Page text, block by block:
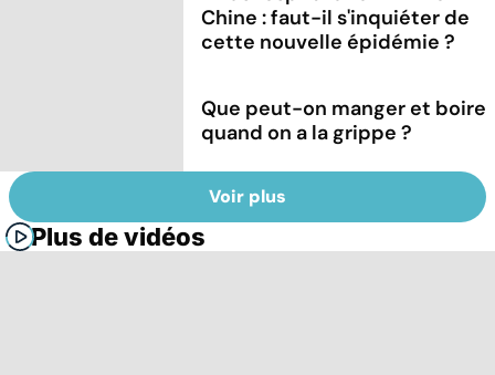
Chine : faut-il s'inquiéter de
cette nouvelle épidémie ?
Que peut-on manger et boire
quand on a la grippe ?
Voir plus
Plus de vidéos